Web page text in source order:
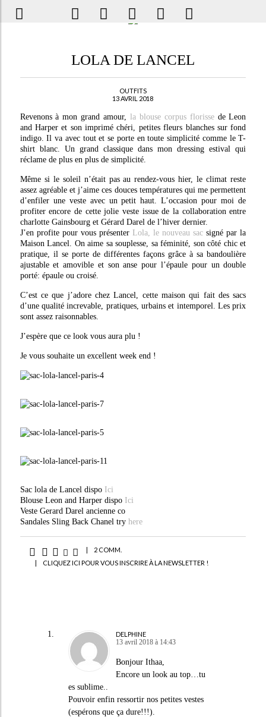
LOLA DE LANCEL
OUTFITS
13 AVRIL 2018
Revenons à mon grand amour, la blouse corpus florissede Leon
and Harper et son imprimé chéri, petites fleurs blanches sur fond
indigo. Il va avec tout et se porte en toute simplicité comme le T-
shirt blanc. Un grand classique dans mon dressing estival qui
réclame de plus en plus de simplicité.
Même si le soleil n’était pas au rendez-vous hier, le climat reste
assez agréable et j’aime ces douces températures qui me permettent
d’enfiler une veste avec un petit haut. L’occasion pour moi de
profiter encore de cette jolie veste issue de la collaboration entre
charlotte Gainsbourg et Gérard Darel de l’hiver dernier.
J’en profite pour vous présenterLola, le nouveau sac signé par la
Maison Lancel. On aime sa souplesse, sa féminité, son côté chic et
pratique, il se porte de différentes façons grâce à sa bandoulière
ajustable et amovible et son anse pour l’épaule pour un double
porté: épaule ou croisé.
C’est ce que j’adore chez Lancel, cette maison qui fait des sacs
d’une qualité increvable, pratiques, urbains et intemporel. Les prix
sont assez raisonnables.
J’espère que ce look vous aura plu !
Je vous souhaite un excellent week end !
Sac lola de Lancel dispo Ici
Blouse Leon and Harper dispo Ici
Veste Gerard Darel ancienne co
Sandales Sling Back Chanel try here
|
2 COMM.
|
CLIQUEZ ICI POUR VOUS INSCRIRE À LA NEWSLETTER !
DELPHINE
13 avril 2018 à 14:43
Bonjour Ithaa,
Encore un look au top…tu
es sublime..
Pouvoir enfin ressortir nos petites vestes
(espérons que ça dure!!!).